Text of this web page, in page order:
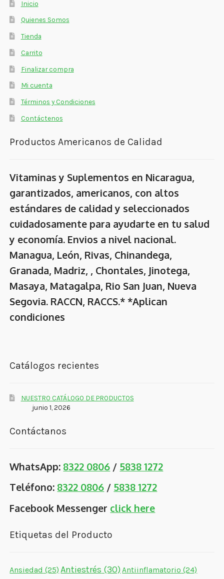
Inicio
Quienes Somos
Tienda
Carrito
Finalizar compra
Mi cuenta
Términos y Condiciones
Contáctenos
Productos Americanos de Calidad
Vitaminas y Suplementos en Nicaragua,
garantizados, americanos, con altos
estándares de calidad y seleccionados
cuidadosamente para ayudarte en tu salud
y economía. Envios a nivel nacional.
Managua, León, Rivas, Chinandega,
Granada, Madriz, , Chontales, Jinotega,
Masaya, Matagalpa, Rio San Juan, Nueva
Segovia. RACCN, RACCS.* *Aplican
condiciones
Catálogos recientes
NUESTRO CATÁLOGO DE PRODUCTOS
junio 1, 2026
Contáctanos
WhatsApp: 8322 0806 / 5838 1272
Teléfono: 8322 0806 / 5838 1272
Facebook Messenger click here
Etiquetas del Producto
Ansiedad (25) Antiestrés (30)Antiinflamatorio (24)